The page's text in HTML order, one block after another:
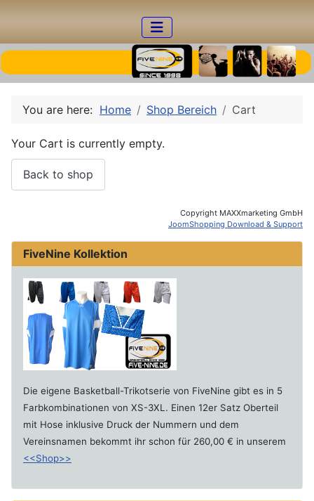
You are here: Home Shop Bereich Cart
Your Cart is currently empty.
Back to shop
Copyright MAXXmarketing GmbH
JoomShopping Download & Support
FiveNine Kollektion
Die eigene Basketball-Trikotserie von FiveNine gibt es in 5
Farbkombinationen von XS-3XL. Einen 12er Satz Oberteil
mit Hose inklusive Druck der Nummern und dem
Vereinsnamen bekommt ihr schon für 260,00 € in unserem
<<Shop>>